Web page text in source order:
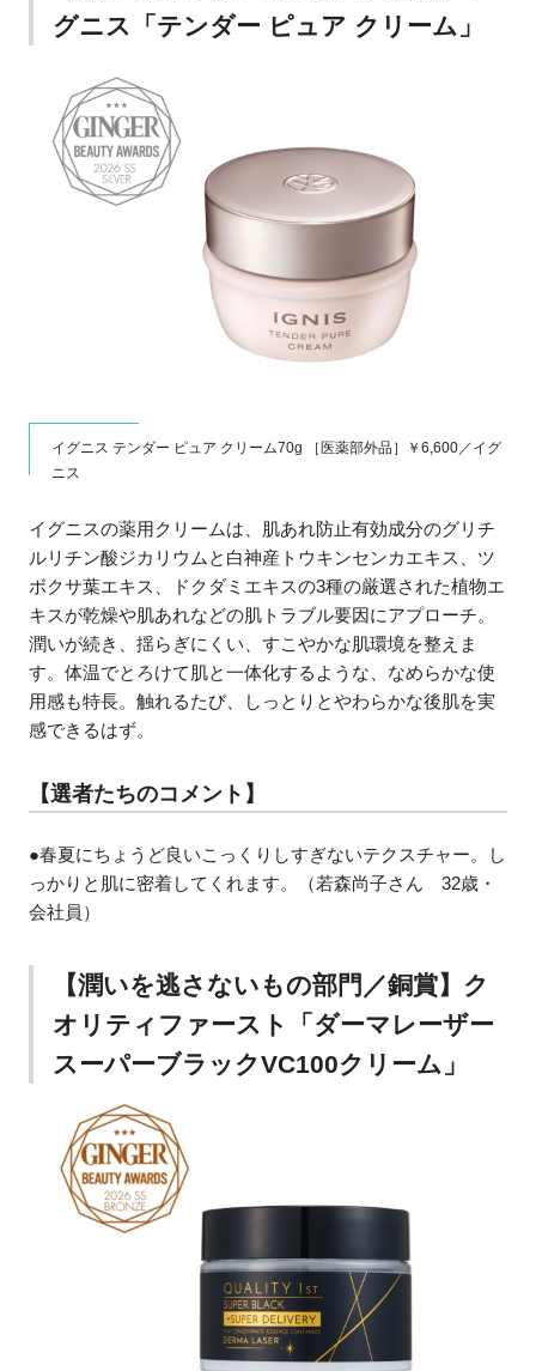
グニス「テンダー ピュア クリーム」
イグニス テンダー ピュア クリーム70g ［医薬部外品］￥6,600／イグ
ニス
イグニスの薬用クリームは、肌あれ防止有効成分のグリチ
ルリチン酸ジカリウムと白神産トウキンセンカエキス、ツ
ボクサ葉エキス、ドクダミエキスの3種の厳選された植物エ
キスが乾燥や肌あれなどの肌トラブル要因にアプローチ。
潤いが続き、揺らぎにくい、すこやかな肌環境を整えま
す。体温でとろけて肌と一体化するような、なめらかな使
用感も特長。触れるたび、しっとりとやわらかな後肌を実
感できるはず。
【選者たちのコメント】
●春夏にちょうど良いこっくりしすぎないテクスチャー。し
っかりと肌に密着してくれます。（若森尚子さん 32歳・
会社員）
【潤いを逃さないもの部門／銅賞】ク
オリティファースト「ダーマレーザー
スーパーブラックVC100クリーム」